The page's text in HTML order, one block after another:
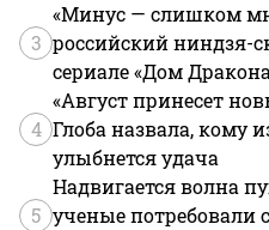
3
«Минус — слишком
российский ниндзя-
сериале «Дом
4
«Август принесет
Глоба назвала, кому
улыбнется удача
5
Надвигается волна
ученые потребовали